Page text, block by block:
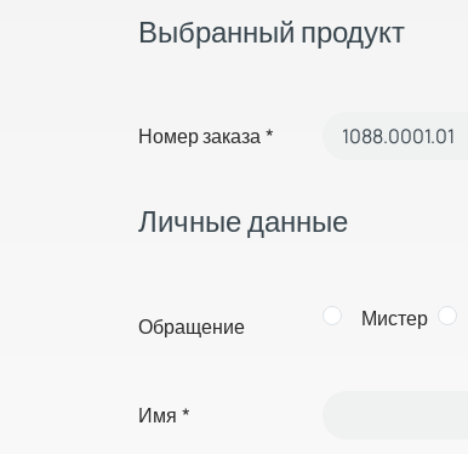
Выбранный продукт
Номер заказа*
Личные данные
Обращение Мистер
Имя *